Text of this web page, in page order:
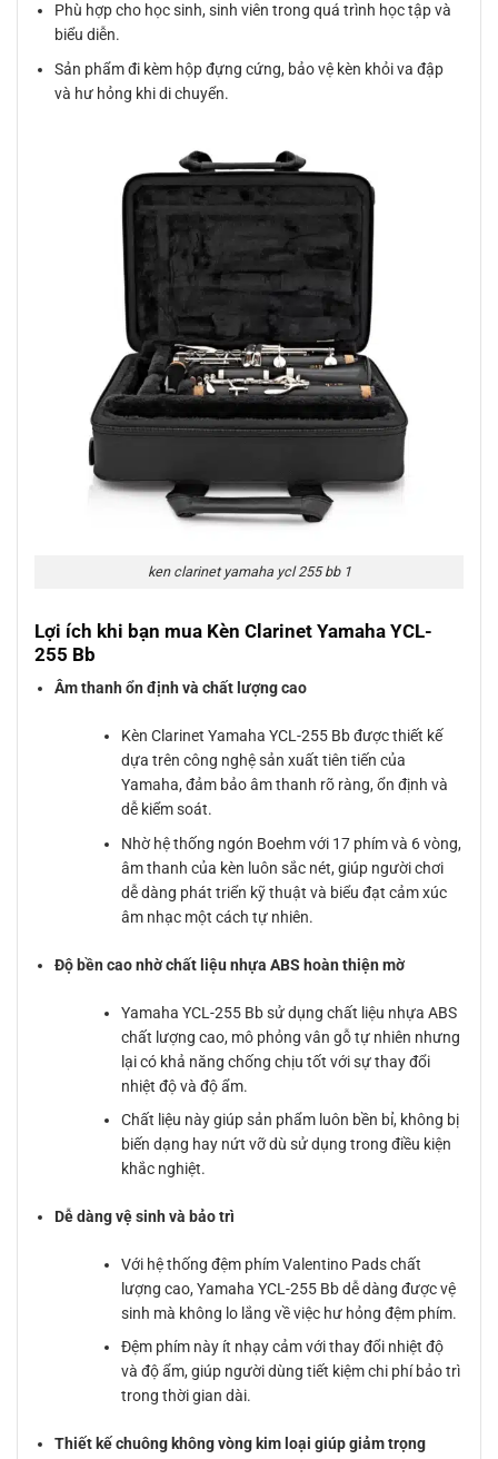
Phù hợp cho học sinh, sinh viên trong quá trình học tập và
biểu diễn.
Sản phẩm đi kèm hộp đựng cứng, bảo vệ kèn khỏi va đập
và hư hỏng khi di chuyển.
ken clarinet yamaha ycl 255 bb 1
Lợi ích khi bạn mua Kèn Clarinet Yamaha YCL-
255 Bb
Âm thanh ổn định và chất lượng cao
Kèn Clarinet Yamaha YCL-255 Bb được thiết kế
dựa trên công nghệ sản xuất tiên tiến của
Yamaha, đảm bảo âm thanh rõ ràng, ổn định và
dễ kiểm soát.
Nhờ hệ thống ngón Boehm với 17 phím và 6 vòng,
âm thanh của kèn luôn sắc nét, giúp người chơi
dễ dàng phát triển kỹ thuật và biểu đạt cảm xúc
âm nhạc một cách tự nhiên.
Độ bền cao nhờ chất liệu nhựa ABS hoàn thiện mờ
Yamaha YCL-255 Bb sử dụng chất liệu nhựa ABS
chất lượng cao, mô phỏng vân gỗ tự nhiên nhưng
lại có khả năng chống chịu tốt với sự thay đổi
nhiệt độ và độ ẩm.
Chất liệu này giúp sản phẩm luôn bền bỉ, không bị
biến dạng hay nứt vỡ dù sử dụng trong điều kiện
khắc nghiệt.
Dễ dàng vệ sinh và bảo trì
Với hệ thống đệm phím Valentino Pads chất
lượng cao, Yamaha YCL-255 Bb dễ dàng được vệ
sinh mà không lo lắng về việc hư hỏng đệm phím.
Đệm phím này ít nhạy cảm với thay đổi nhiệt độ
và độ ẩm, giúp người dùng tiết kiệm chi phí bảo trì
trong thời gian dài.
Thiết kế chuông không vòng kim loại giúp giảm trọng